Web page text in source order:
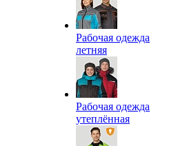
Рабочая одежда
летняя
Рабочая одежда
утеплённая